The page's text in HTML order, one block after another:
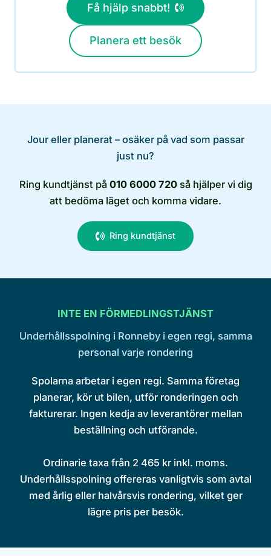
Få hjälp snabbt!
Planera ett besök
Jour eller planerat – osäker på vad som passar
just nu?
Ring kundtjänst på 010 6000 720så hjälper vi dig
att bedöma läget och komma vidare.
Ring kundtjänst
INTE EN FÖRMEDLINGSTJÄNST
Underhållsspolning i Ronneby i egen regi, samma
personal varje rondering
Spolarna arbetar i egen regi. Samma företag
planerar, kör ut bilen, utför ronderingen och
fakturerar. Ingen kedja av leverantörer mellan
beställning och utförande.
Ordinarie taxa från 2 465 kr inkl. moms.
Underhållsspolning offereras vanligtvis som avtal
med årlig eller halvårsvis rondering, vilket ger
lägre pris per besök.